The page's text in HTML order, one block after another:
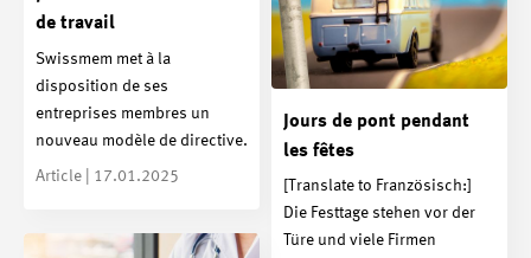
de travail
Swissmem met à la
disposition de ses
entreprises membres un
nouveau modèle de directive.
Article | 17.01.2025
Jours de pont pendant
les fêtes
[Translate to Französisch:]
Die Festtage stehen vor der
Türe und viele Firmen